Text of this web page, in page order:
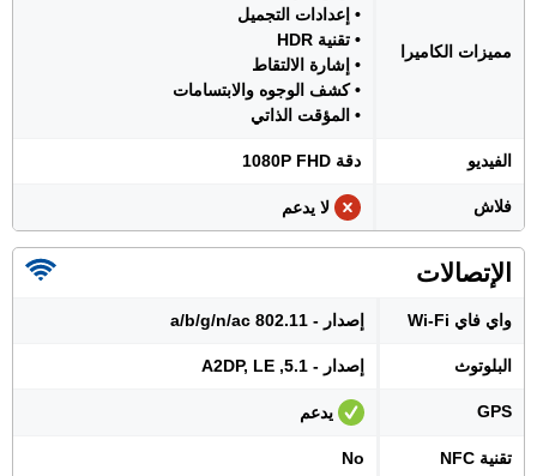
مميزات الكاميرا
• إعدادات التجميل
• تقنية HDR
• إشارة الالتقاط
• كشف الوجوه والابتسامات
• المؤقت الذاتي
الفيديو دقة 1080P FHD
فلاش لا يدعم
الإتصالات
واي فاي Wi-Fi إصدار - 802.11 a/b/g/n/ac
البلوتوث إصدار - 5.1, A2DP, LE
GPS يدعم
تقنية NFC No